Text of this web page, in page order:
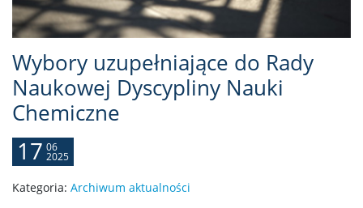
Wybory uzupełniające do Rady
Naukowej Dyscypliny Nauki
Chemiczne
17 06
2025
Kategoria: Archiwum aktualności